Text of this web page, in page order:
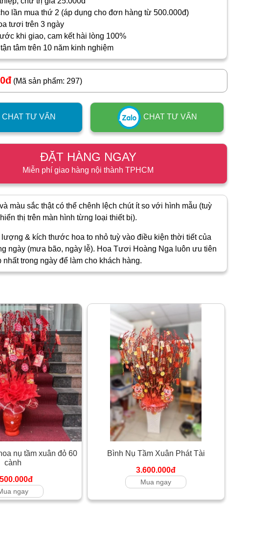
lần mua thứ 2 (áp dụng cho đơn hàng từ 500.000đ)
tươi trên 3 ngày
khi giao, cam kết hài lòng 100%
tâm trên 10 năm kinh nghiệm
(Mã sản phẩm: 297)
CHAT TƯ VẤN CHAT TƯ VẤN
ĐẶT HÀNG NGAY
Miễn phí giao hàng nội thành TPHCM
màu sắc thật có thể chênh lệch chút ít so với hình mẫu (tuỳ
thị trên màn hình từng loại thiết bị).
lượng & kích thước hoa to nhỏ tuỳ vào điều kiện thời tiết của
ngày (mưa bão, ngày lễ). Hoa Tươi Hoàng Nga luôn ưu tiên
nhất trong ngày để làm cho khách hàng.
nụ tầm xuân đỏ 60
cành
ngay
Bình Nụ Tầm Xuân Phát Tài
3.600.000đ
Mua ngay